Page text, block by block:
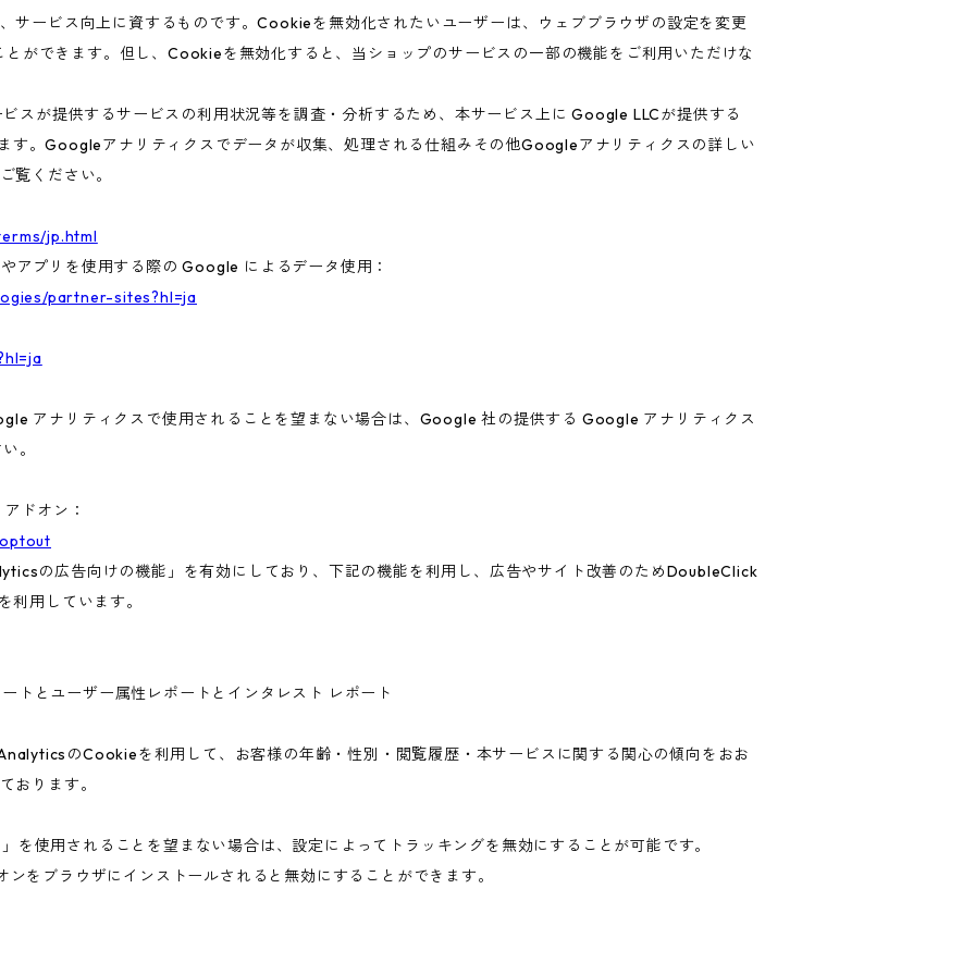
サービス向上に資するものです。Cookieを無効化されたいユーザーは、ウェブブラウザの設定を変更
ができます。但し、Cookieを無効化すると、当ショップのサービスの一部の機能をご利用いただけな
スが提供するサービスの利用状況等を調査・分析するため、本サービス上に Google LLCが提供する
す。Googleアナリティクスでデータが収集、処理される仕組みその他Googleアナリティクスの詳しい
覧ください。
jp.html
アプリを使用する際の Google によるデータ使用：
partner-sites?hl=ja
アナリティクスで使用されることを望まない場合は、Google 社の提供する Google アナリティクス
。
ドオン：
の広告向けの機能」を有効にしており、下記の機能を利用し、広告やサイト改善のためDoubleClick
用しています。
トとユーザー属性レポートとインタレスト レポート
のCookieを利用して、お客様の年齢・性別・閲覧履歴・本サービスに関する関心の傾向をおお
おります。
使用されることを望まない場合は、設定によってトラッキングを無効にすることが可能です。
をブラウザにインストールされると無効にすることができます。